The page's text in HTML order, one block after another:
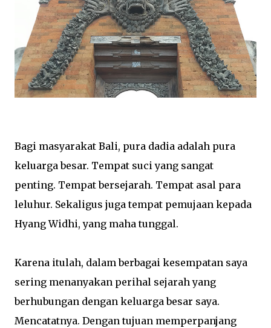
Bagi masyarakat Bali, pura dadia adalah pura
keluarga besar. Tempat suci yang sangat
penting. Tempat bersejarah. Tempat asal para
leluhur. Sekaligus juga tempat pemujaan kepada
Hyang Widhi, yang maha tunggal.
Karena itulah, dalam berbagai kesempatan saya
sering menanyakan perihal sejarah yang
berhubungan dengan keluarga besar saya.
Mencatatnya. Dengan tujuan memperpanjang